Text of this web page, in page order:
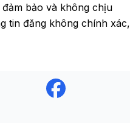
bảo và không chịu
tin đăng không chính xác,